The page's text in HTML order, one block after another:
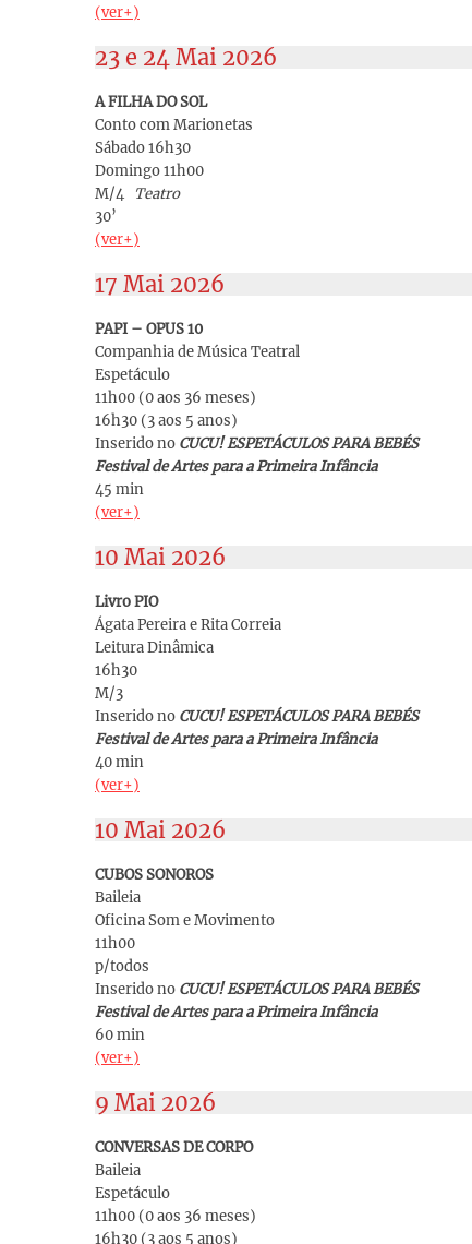
(ver+)
23 e 24 Mai 2026
A FILHA DO SOL
Conto com Marionetas
Sábado 16h30
Domingo 11h00
M/4
Teatro
30’
(ver+)
17 Mai 2026
PAPI – OPUS 10
Companhia de Música Teatral
Espetáculo
11h00 (0 aos 36 meses)
16h30 (3 aos 5 anos)
Inserido no CUCU! ESPETÁCULOS PARA BEBÉS
Festival de Artes para a Primeira Infância
45 min
(ver+)
10 Mai 2026
Livro PIO
Ágata Pereira e Rita Correia
Leitura Dinâmica
16h30
M/3
Inserido no CUCU! ESPETÁCULOS PARA BEBÉS
Festival de Artes para a Primeira Infância
40 min
(ver+)
10 Mai 2026
CUBOS SONOROS
Baileia
Oficina Som e Movimento
11h00
p/todos
Inserido no CUCU! ESPETÁCULOS PARA BEBÉS
Festival de Artes para a Primeira Infância
60 min
(ver+)
9 Mai 2026
CONVERSAS DE CORPO
Baileia
Espetáculo
11h00 (0 aos 36 meses)
16h30 (3 aos 5 anos)